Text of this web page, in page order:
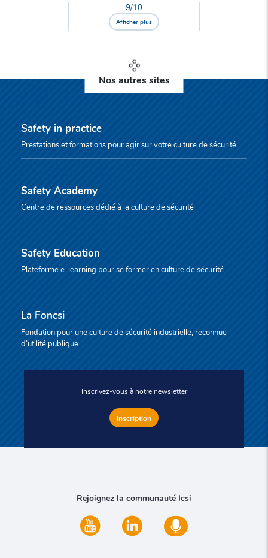
9/10
Afficher plus
Nos autres sites
Safety in practice
Prestations et formations pour agir sur votre culture de sécurité
Safety Academy
Centre de ressources dédié à la culture de sécurité
Safety Education
Plateforme e-learning pour se former en culture de sécurité
La Foncsi
Fondation pour une culture de sécurité industrielle, reconnue
d’utilité publique
Inscrivez-vous à notre newsletter
Inscription
Rejoignez la communauté Icsi